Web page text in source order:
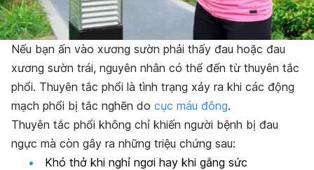
Nếu bạn ấn vào xương sườn phải thấy đau hoặc đau
xương sườn trái, nguyên nhân có thể đến từ thuyên tắc
phổi. Thuyên tắc phổi là tình trạng xảy ra khi các động
mạch phổi bị tắc nghẽn do cục máu đông.
Thuyên tắc phổi không chỉ khiến người bệnh bị đau
ngực mà còn gây ra những triệu chứng sau:
Khó thở khi nghỉ ngơi hay khi gắng sức